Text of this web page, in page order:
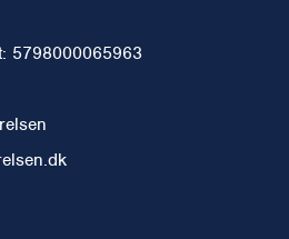
5798000065963